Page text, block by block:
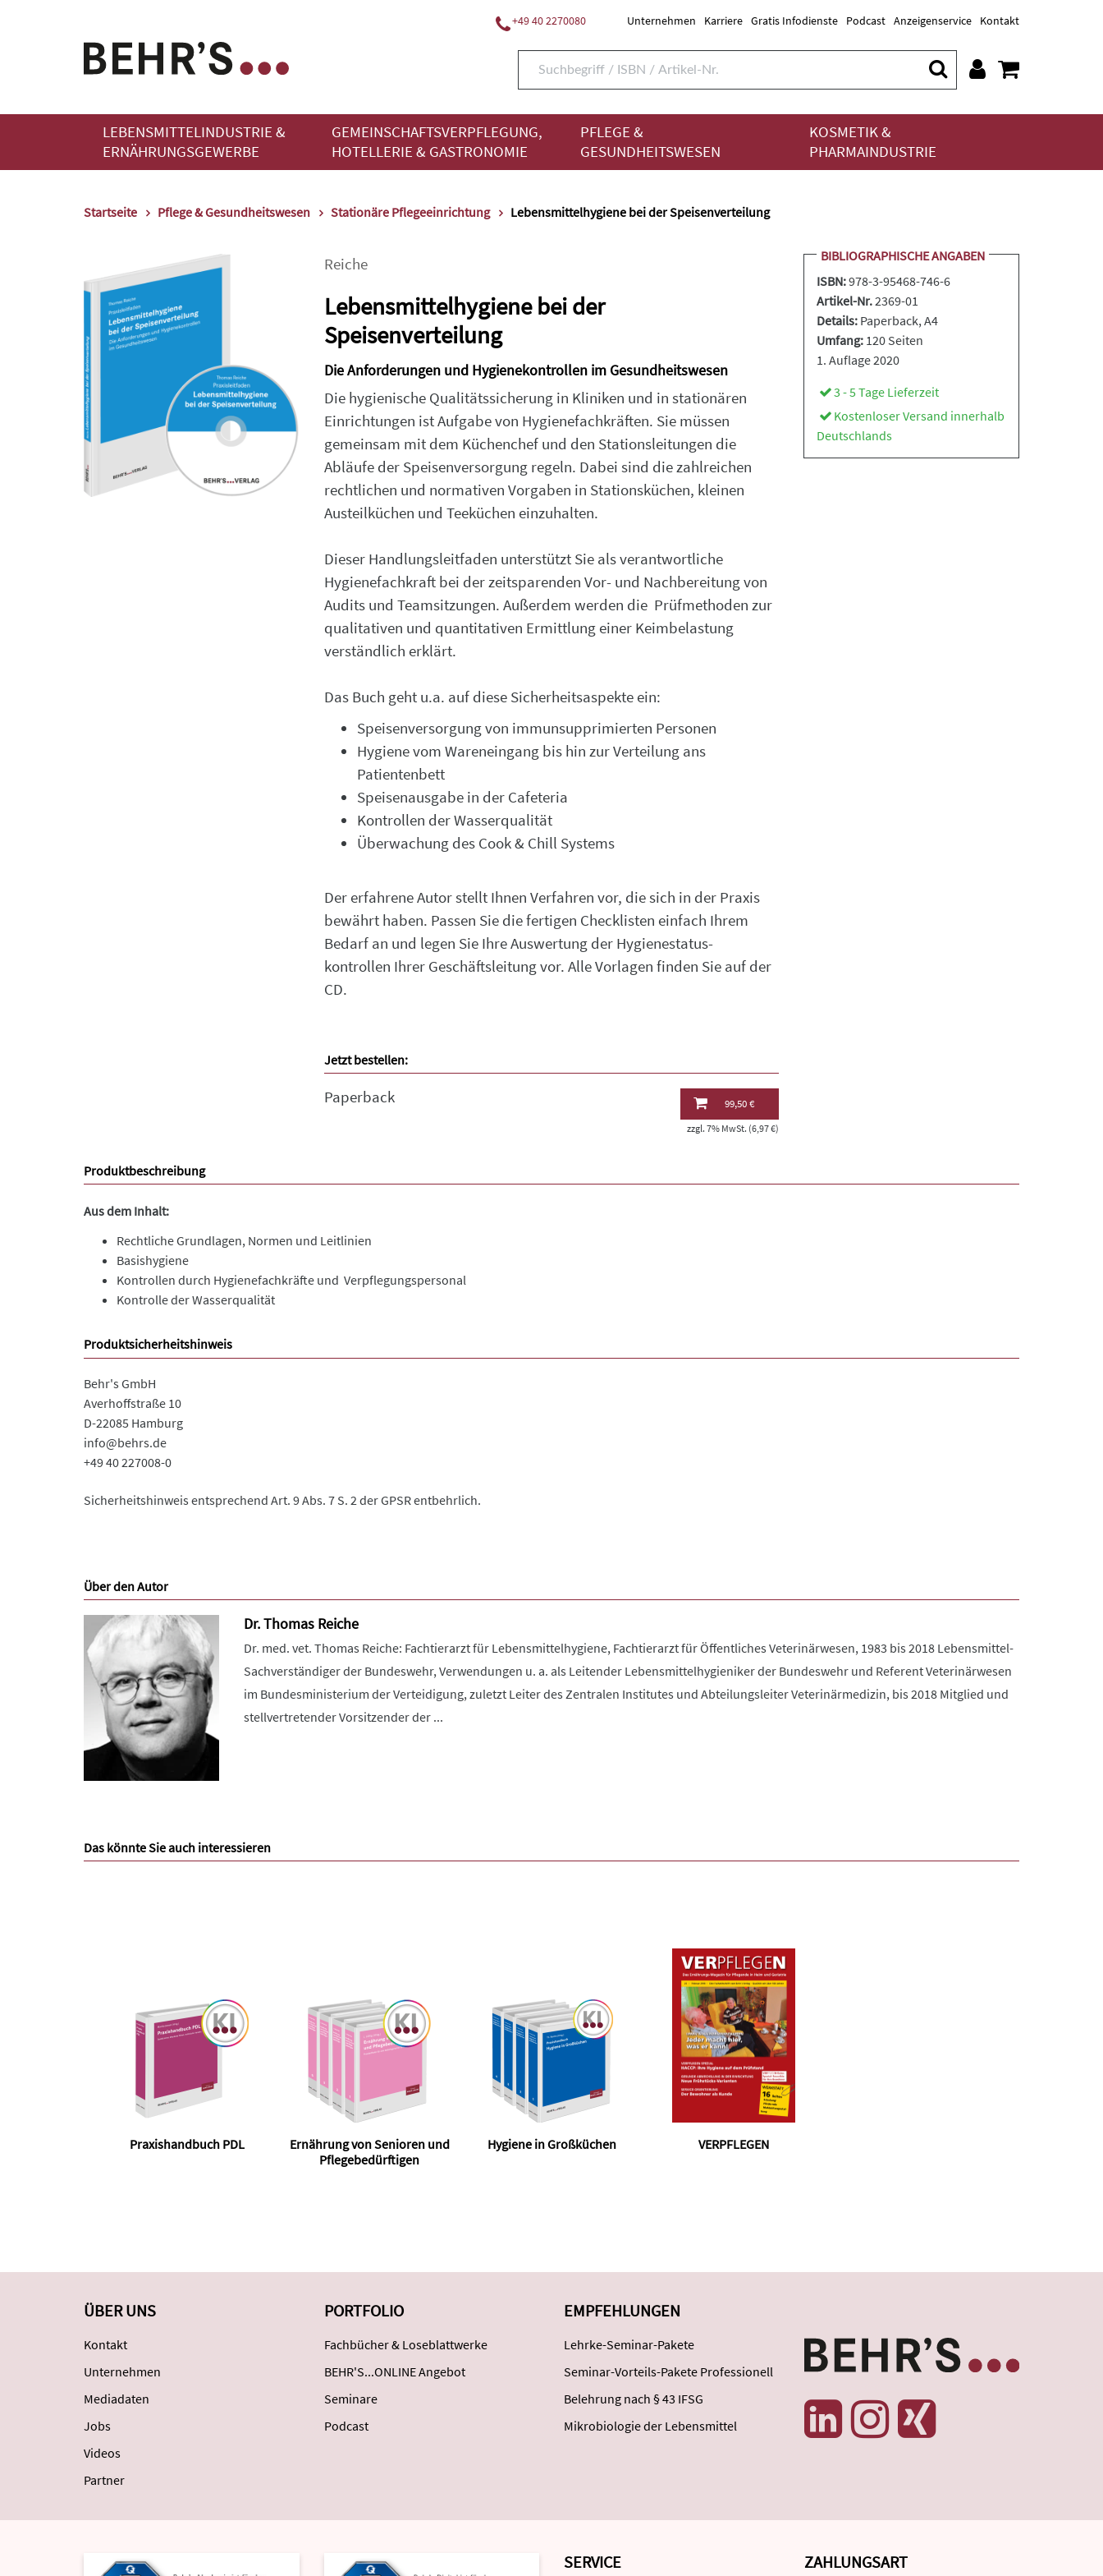
+49 40 2270080 Unternehmen Karriere Gratis Infodienste Podcast Anzeigenservice Kontakt
LEBENSMITTELINDUSTRIE &
ERNÄHRUNGSGEWERBE
GEMEINSCHAFTSVERPFLEGUNG,
HOTELLERIE & GASTRONOMIE
PFLEGE &
GESUNDHEITSWESEN
KOSMETIK &
PHARMAINDUSTRIE
Startseite Pflege & Gesundheitswesen Stationäre Pflegeeinrichtung Lebensmittelhygiene bei der Speisenverteilung
Reiche
Lebensmittelhygiene bei der
Speisenverteilung
Die Anforderungen und Hygienekontrollen im Gesundheitswesen
Die hygienische Qualitätssicherung in Kliniken und in stationären
Einrichtungen ist Aufgabe von Hygienefachkräften. Sie müssen
gemeinsam mit dem Küchenchef und den Stationsleitungen die
Abläufe der Speisenversorgung regeln. Dabei sind die zahlreichen
rechtlichen und normativen Vorgaben in Stationsküchen, kleinen
Austeilküchen und Teeküchen einzuhalten.
Dieser Handlungsleitfaden unterstützt Sie als verantwortliche
Hygienefachkraft bei der zeitsparenden Vor- und Nachbereitung von
Audits und Teamsitzungen. Außerdem werden die Prüfmethoden zur
qualitativen und quantitativen Ermittlung einer Keimbelastung
verständlich erklärt.
Das Buch geht u.a. auf diese Sicherheitsaspekte ein:
Speisenversorgung von immunsupprimierten Personen
Hygiene vom Wareneingang bis hin zur Verteilung ans
Patientenbett
Speisenausgabe in der Cafeteria
Kontrollen der Wasserqualität
Überwachung des Cook & Chill Systems
Der erfahrene Autor stellt Ihnen Verfahren vor, die sich in der Praxis
bewährt haben. Passen Sie die fertigen Checklisten einfach Ihrem
Bedarf an und legen Sie Ihre Auswertung der Hygienestatus-
kontrollen Ihrer Geschäftsleitung vor. Alle Vorlagen finden Sie auf der
CD.
BIBLIOGRAPHISCHE ANGABEN
ISBN:978-3-95468-746-6
Artikel-Nr.2369-01
Details: Paperback, A4
Umfang: 120 Seiten
1. Auflage 2020
3 - 5 Tage Lieferzeit
Kostenloser Versand innerhalb
Deutschlands
Jetzt bestellen:
Paperback 99,50 €
zzgl. 7% MwSt. (6,97 €)
Produktbeschreibung
Aus dem Inhalt:
Rechtliche Grundlagen, Normen und Leitlinien
Basishygiene
Kontrollen durch Hygienefachkräfte und Verpflegungspersonal
Kontrolle der Wasserqualität
Produktsicherheitshinweis
Behr's GmbH
Averhoffstraße 10
D-22085 Hamburg
info@behrs.de
+49 40 227008-0
Sicherheitshinweis entsprechend Art. 9 Abs. 7 S. 2 der GPSR entbehrlich.
Über den Autor
Dr. Thomas Reiche
Dr. med. vet. Thomas Reiche: Fachtierarzt für Lebensmittelhygiene, Fachtierarzt für Öffentliches Veterinärwesen, 1983 bis 2018 Lebensmittel-
Sachverständiger der Bundeswehr, Verwendungen u. a. als Leitender Lebensmittelhygieniker der Bundeswehr und Referent Veterinärwesen
im Bundesministerium der Verteidigung, zuletzt Leiter des Zentralen Institutes und Abteilungsleiter Veterinärmedizin, bis 2018 Mitglied und
stellvertretender Vorsitzender der ...
Das könnte Sie auch interessieren
Praxishandbuch PDL
Ernährung von Senioren und
Pflegebedürftigen
Hygiene in Großküchen VERPFLEGEN
ÜBER UNS
Kontakt
Unternehmen
Mediadaten
Jobs
Videos
Partner
PORTFOLIO
Fachbücher & Loseblattwerke
BEHR'S...ONLINE Angebot
Seminare
Podcast
EMPFEHLUNGEN
Lehrke-Seminar-Pakete
Seminar-Vorteils-Pakete Professionell
Belehrung nach § 43 IFSG
Mikrobiologie der Lebensmittel
SERVICE ZAHLUNGSART